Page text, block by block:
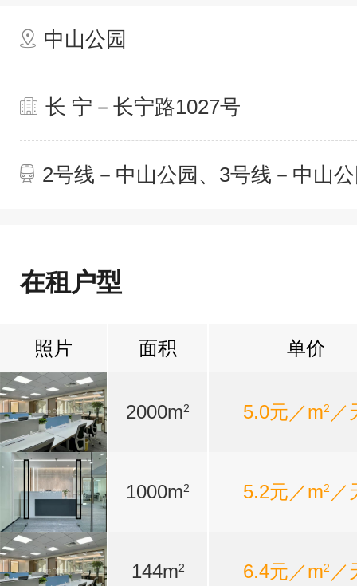
中山公园
长 宁－长宁路1027号
2号线－中山公园、3号线－中山
在租户型
照片 面积 单价
2000m2 5.0元／m2 ／
1000m2 5.2元／m2 ／
144m2 6.4元／m2 ／